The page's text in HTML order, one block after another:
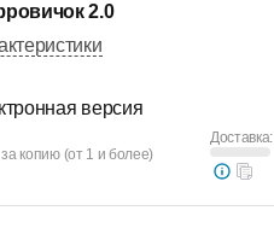
2.0
версия
копию (от 1 и более)
Доставка: